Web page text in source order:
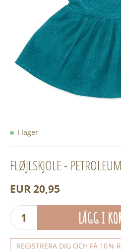
I lager
FLØJLSKJOLE - PETROLEUM
EUR 20,95
LÄGG I
REGISTRERA DIG OCH FÅ 10 %